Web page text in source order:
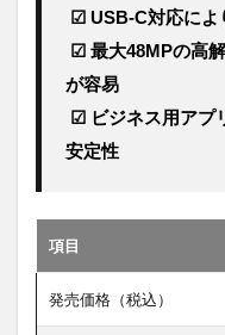
☑ USB-C対応によ
が容易
安定性
項目
発売価格（税込）